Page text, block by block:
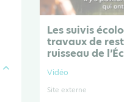
Les suivis
travaux de
ruisseau de
Vidéo
Site externe